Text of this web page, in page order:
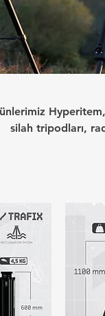
silah tripodları,
tripod
şekilde